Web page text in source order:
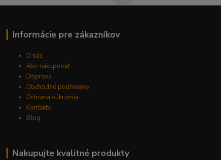
Informácie pre zákazníkov
O nás
Ako nakupovať
Doprava
Obchodné podmienky
Ochrana súkromia
Kontakty
Blog
Nakupujte kvalitné produkty